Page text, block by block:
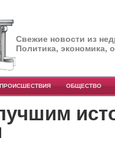
Свежие новости из
Политика, экономика,
ПРОИСШЕСТВИЯ ОБЩЕСТВО